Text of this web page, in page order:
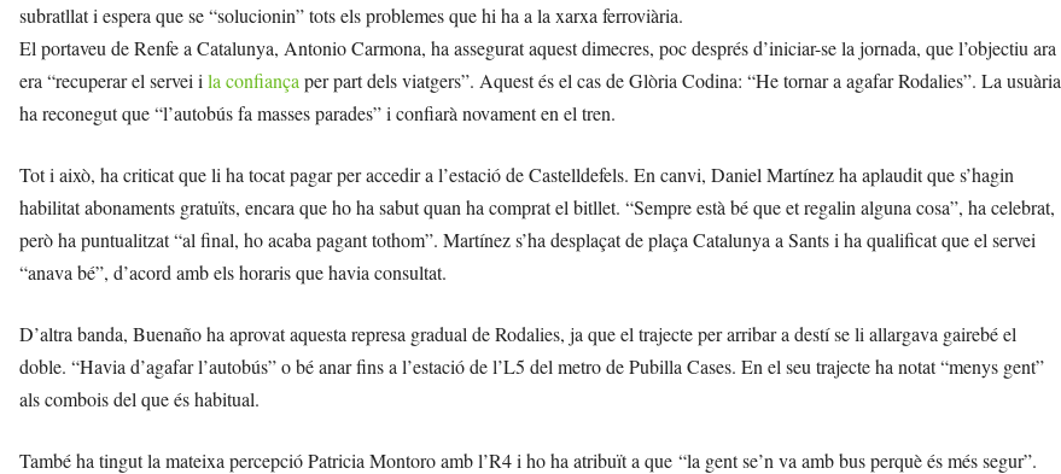
subratllat i espera que se “solucionin” tots els problemes que hi ha a la xarxa ferroviària.
El portaveu de Renfe a Catalunya, Antonio Carmona, ha assegurat aquest dimecres, poc després d’iniciar-se la jornada, que l’objectiu ara
era “recuperar el servei i la confiança per part dels viatgers”. Aquest és el cas de Glòria Codina: “He tornar a agafar Rodalies”. La usuària
ha reconegut que “l’autobús fa masses parades” i confiarà novament en el tren.
Tot i això, ha criticat que li ha tocat pagar per accedir a l’estació de Castelldefels. En canvi, Daniel Martínez ha aplaudit que s’hagin
habilitat abonaments gratuïts, encara que ho ha sabut quan ha comprat el bitllet. “Sempre està bé que et regalin alguna cosa”, ha celebrat,
però ha puntualitzat “al final, ho acaba pagant tothom”. Martínez s’ha desplaçat de plaça Catalunya a Sants i ha qualificat que el servei
“anava bé”, d’acord amb els horaris que havia consultat.
D’altra banda, Buenaño ha aprovat aquesta represa gradual de Rodalies, ja que el trajecte per arribar a destí se li allargava gairebé el
doble. “Havia d’agafar l’autobús” o bé anar fins a l’estació de l’L5 del metro de Pubilla Cases. En el seu trajecte ha notat “menys gent”
als combois del que és habitual.
També ha tingut la mateixa percepció Patricia Montoro amb l’R4 i ho ha atribuït a que “la gent se’n va amb bus perquè és més segur”.